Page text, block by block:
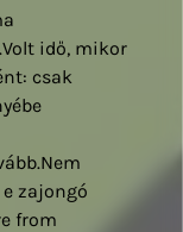
idő, mikor
csak
zajongó
from